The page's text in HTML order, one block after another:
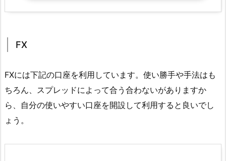
FX
FXには下記の口座を利用しています。使い勝手や手法はも
ちろん、スプレッドによって合う合わないがありますか
ら、自分の使いやすい口座を開設して利用すると良いでし
ょう。